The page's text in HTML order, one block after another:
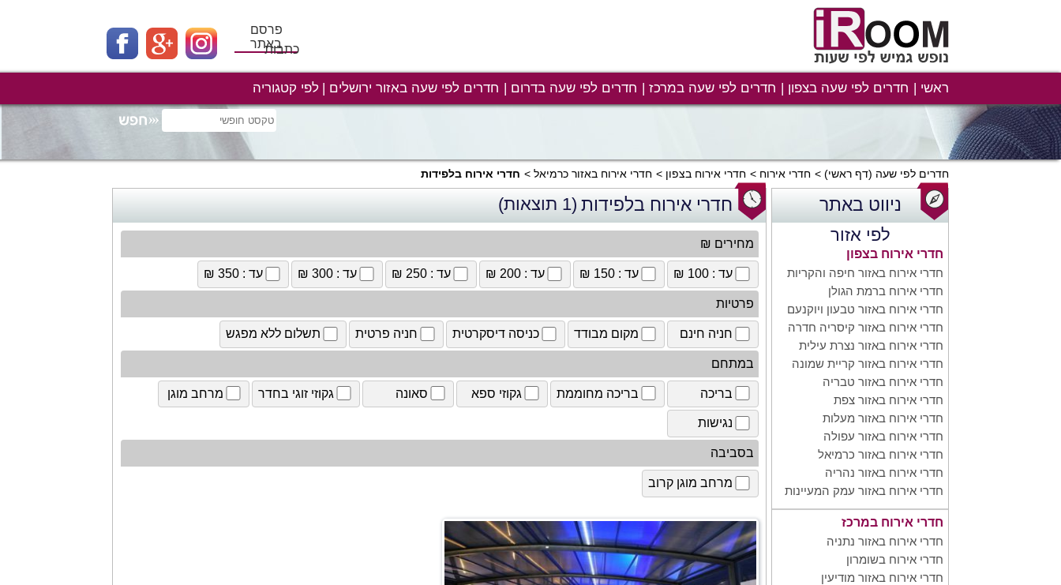
פרסם
באתרכתבות
ראשי חדרים לפי שעה בצפון חדרים לפי שעה במרכז חדרים לפי שעה בדרום חדרים לפי שעה באזור ירושלים לפי קטגוריה
חדרים לפי שעה (דף ראשי) חדרי אירוח חדרי אירוח בצפון חדרי אירוח באזור כרמיאל חדרי אירוח בלפידות
ניווט באתר
לפי אזור
חדרי אירוח בצפון
חדרי אירוח באזור חיפה והקריות
חדרי אירוח ברמת הגולן
חדרי אירוח באזור טבעון ויוקנעם
חדרי אירוח באזור קיסריה חדרה
חדרי אירוח באזור נצרת עילית
חדרי אירוח באזור קריית שמונה
חדרי אירוח באזור טבריה
חדרי אירוח באזור צפת
חדרי אירוח באזור מעלות
חדרי אירוח באזור עפולה
חדרי אירוח באזור כרמיאל
חדרי אירוח באזור נהריה
חדרי אירוח באזור עמק המעיינות
חדרי אירוח במרכז
חדרי אירוח באזור נתניה
חדרי אירוח בשומרון
חדרי אירוח באזור מודיעין
חדרי אירוח בלפידות (1 תוצאות)
מחירים ₪
עד : 100 ₪ עד : 150 ₪ עד : 200 ₪ עד : 250 ₪ עד : 300 ₪ עד : 350 ₪
פרטיות
חניה חינם מקום מבודד כניסה דיסקרטית חניה פרטית תשלום ללא מפגש
במתחם
בריכה בריכה מחוממת גקוזי ספא סאונה גקוזי זוגי בחדר מרחב מוגן
נגישות
בסביבה
מרחב מוגן קרוב